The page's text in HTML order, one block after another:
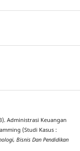
Administrasi Keuangan
(Studi Kasus :
Bisnis Dan Pendidikan